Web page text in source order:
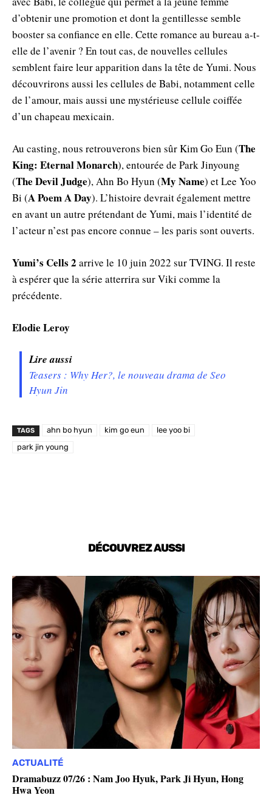
d’obtenir une promotion et dont la gentillesse semble
booster sa confiance en elle. Cette romance au bureau a-t-
elle de l’avenir ? En tout cas, de nouvelles cellules
semblent faire leur apparition dans la tête de Yumi. Nous
découvrirons aussi les cellules de Babi, notamment celle
de l’amour, mais aussi une mystérieuse cellule coiffée
d’un chapeau mexicain.
Au casting, nous retrouverons bien sûr Kim Go Eun (The
King: Eternal Monarch), entourée de Park Jinyoung
(The Devil Judge), Ahn Bo Hyun (My Name) et Lee Yoo
Bi (A Poem A Day). L’histoire devrait également mettre
en avant un autre prétendant de Yumi, mais l’identité de
l’acteur n’est pas encore connue – les paris sont ouverts.
Yumi’s Cells 2 arrive le 10 juin 2022 sur TVING. Il reste
à espérer que la série atterrira sur Viki comme la
précédente.
Elodie Leroy
Lire aussi
Teasers : Why Her?, le nouveau drama de Seo
Hyun Jin
TAGS ahn bo hyun kim go eun
lee yoo bi
park jin young
DÉCOUVREZ AUSSI
ACTUALITÉ
Dramabuzz 07/26 : Nam Joo Hyuk, Park Ji Hyun, Hong
Hwa Yeon